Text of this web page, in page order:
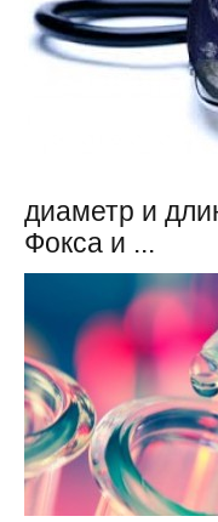
диаметр и
Фокса и ...